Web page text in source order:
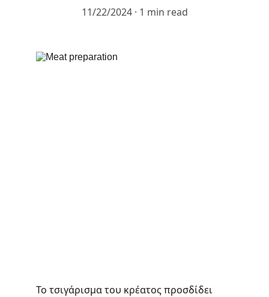
11/22/2024
1 min read
Το τσιγάρισμα του κρέατος προσδίδει